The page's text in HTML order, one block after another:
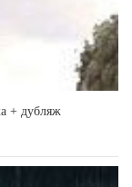
+ дубляж